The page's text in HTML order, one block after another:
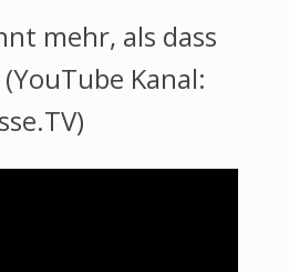
mehr, als dass
Kanal: